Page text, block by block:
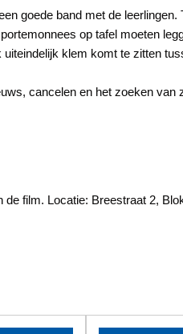
goede band met de leerlingen.
op tafel moeten
klem komt te zitten
cancelen en het zoeken van
film. Locatie: Breestraat 2,